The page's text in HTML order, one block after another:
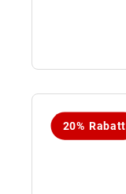
20% Rabatt